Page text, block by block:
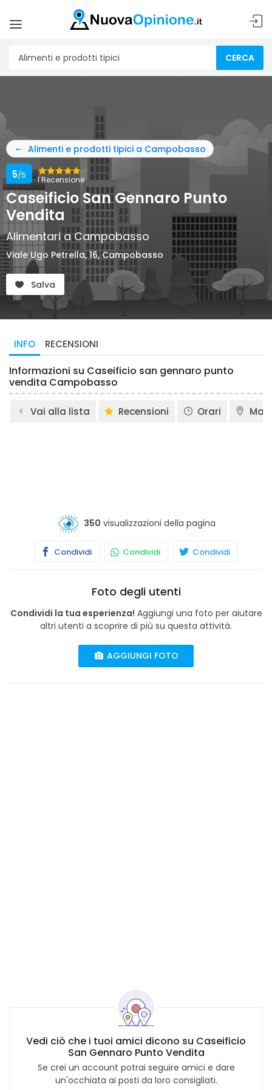
CERCA
Alimenti e prodotti tipici a Campobasso
1 Recensione
5/5
Caseificio San Gennaro Punto
Vendita
Alimentari a Campobasso
Viale Ugo Petrella, 16, Campobasso
Salva
INFO RECENSIONI
Informazioni su Caseificio san gennaro punto
vendita Campobasso
Vai alla lista Recensioni Orari
350 visualizzazioni della pagina
Condividi Condividi Condividi
Foto degli utenti
Condividi la tua esperienza! Aggiungi una foto per aiutare
altri utenti a scoprire di più su questa attività.
AGGIUNGI FOTO
Vedi ciò che i tuoi amici dicono su Caseificio
San Gennaro Punto Vendita
Se crei un account potrai seguire amici e dare
un'occhiata ai posti da loro consigliati.